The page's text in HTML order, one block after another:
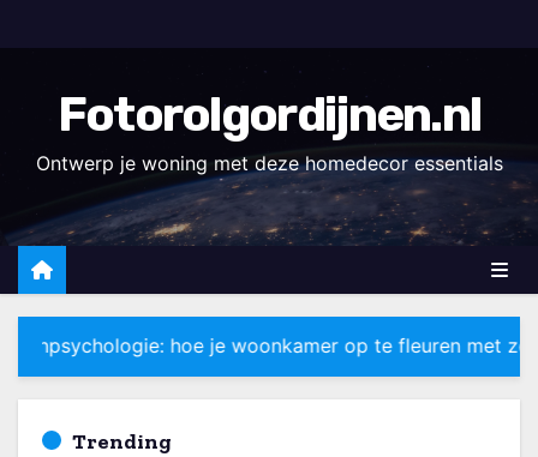
Fotorolgordijnen.nl
Ontwerp je woning met deze homedecor essentials
je woonkamer op te fleuren met zomerse tinten
Trending